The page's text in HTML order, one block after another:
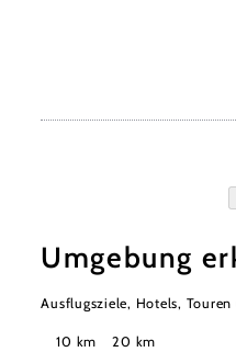
Umgebung
Ausflugsziele, Hotels,
Suchradius
10 km 20 km